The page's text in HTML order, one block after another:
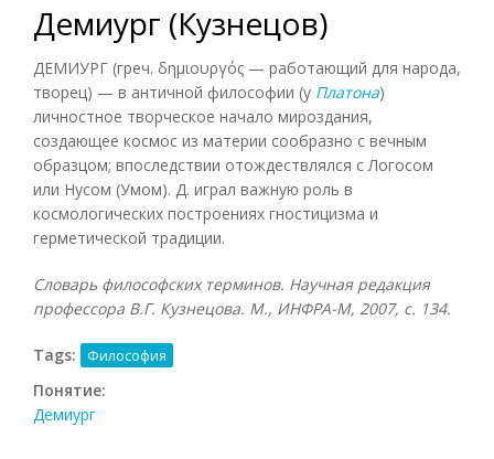
Демиург (Кузнецов)
ДЕМИУРГ (греч. δημιουργός — работающий для народа,
творец) — в античной философии (у Платона)
личностное творческое начало мироздания,
создающее космос из материи сообразно с вечным
образцом; впоследствии отождествлялся с Логосом
или Нусом (Умом). Д. играл важную роль в
космологических построениях гностицизма и
герметической традиции.
Словарь философских терминов. Научная редакция
профессора В.Г. Кузнецова. М., ИНФРА-М, 2007, с. 134.
Tags: Философия
Понятие:
Демиург